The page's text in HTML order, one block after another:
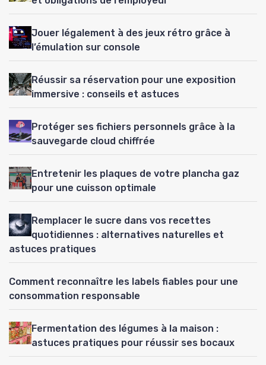
Jouer légalement à des jeux rétro grâce à
l’émulation sur console
Réussir sa réservation pour une exposition
immersive : conseils et astuces
Protéger ses fichiers personnels grâce à la
sauvegarde cloud chiffrée
Entretenir les plaques de votre plancha gaz
pour une cuisson optimale
Remplacer le sucre dans vos recettes
quotidiennes : alternatives naturelles et
astuces pratiques
Comment reconnaître les labels fiables pour une
consommation responsable
Fermentation des légumes à la maison :
astuces pratiques pour réussir ses bocaux